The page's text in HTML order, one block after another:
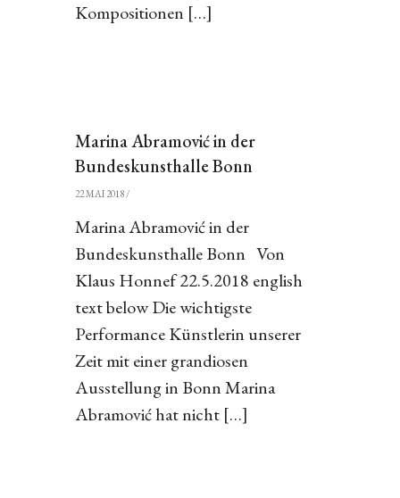
Kompositionen […]
Marina Abramović in der
Bundeskunsthalle Bonn
22 MAI 2018/
Marina Abramović in der
Bundeskunsthalle Bonn Von
Klaus Honnef 22.5.2018 english
text below Die wichtigste
Performance Künstlerin unserer
Zeit mit einer grandiosen
Ausstellung in Bonn Marina
Abramović hat nicht […]